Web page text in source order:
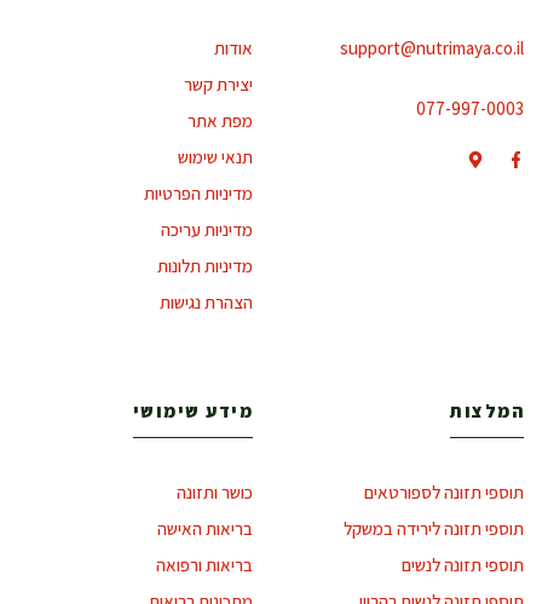
support@nutrimaya.co.il
077-997-0003
אודות
יצירת קשר
מפת אתר
תנאי שימוש
מדיניות הפרטיות
מדיניות עריכה
מדיניות תלונות
הצהרת נגישות
המלצות
תוספי תזונה לספורטאים
תוספי תזונה לירידה במשקל
תוספי תזונה לנשים
מידע שימושי
כושר ותזונה
בריאות האישה
בריאות ורפואה